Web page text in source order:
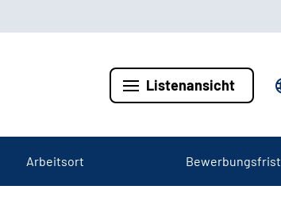
Listenansicht
Arbeitsort Bewerbungsfrist